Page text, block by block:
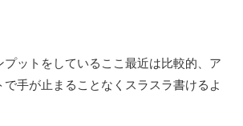
プットをしているここ最近は比較的、ア
手が止まることなくスラスラ書けるよ